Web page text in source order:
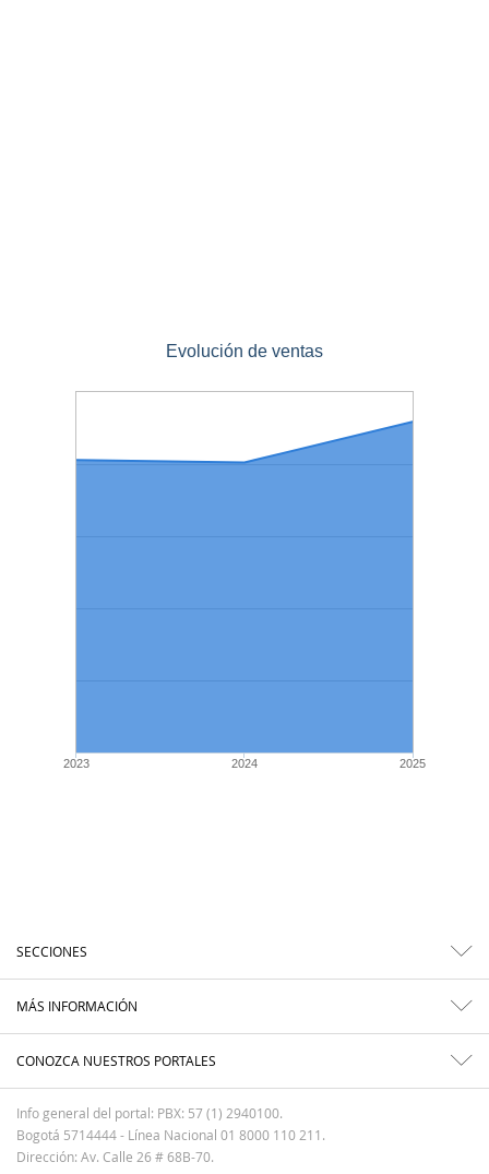
Evolución de ventas
2023 2024 2025
SECCIONES
MÁS INFORMACIÓN
CONOZCA NUESTROS PORTALES
Info general del portal: PBX: 57 (1) 2940100.
Bogotá 5714444 - Línea Nacional 01 8000 110 211.
Dirección: Av. Calle 26 # 68B-70.